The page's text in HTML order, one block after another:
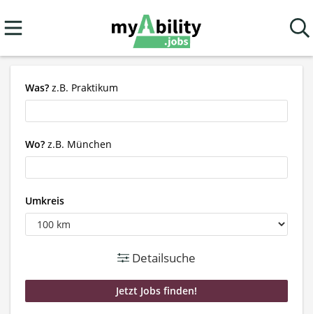
Was? z.B. Praktikum
Wo? z.B. München
Umkreis
Detailsuche